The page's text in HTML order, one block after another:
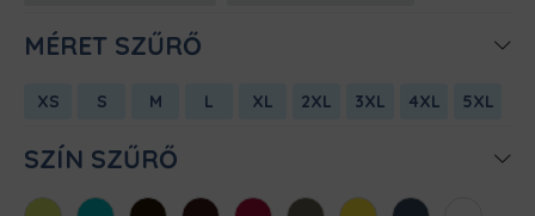
MÉRET SZŰRŐ
XS S M L XL 2XL 3XL 4XL 5XL
SZÍN SZŰRŐ